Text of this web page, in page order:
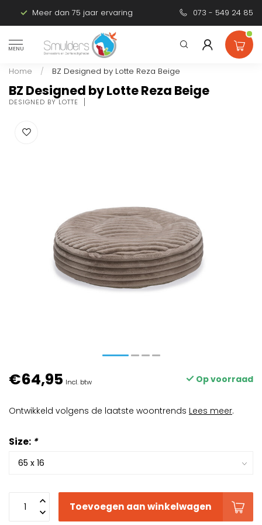
Meer dan 75 jaar ervaring Persoonlijk
073 - 549 24 85
MENU
Home / BZ Designed by Lotte Reza Beige
BZ Designed by Lotte Reza Beige
DESIGNED BY LOTTE
€64,95 Incl. btw Op voorraad
Ontwikkeld volgens de laatste woontrends Lees meer.
Size: *
Toevoegen aan winkelwagen